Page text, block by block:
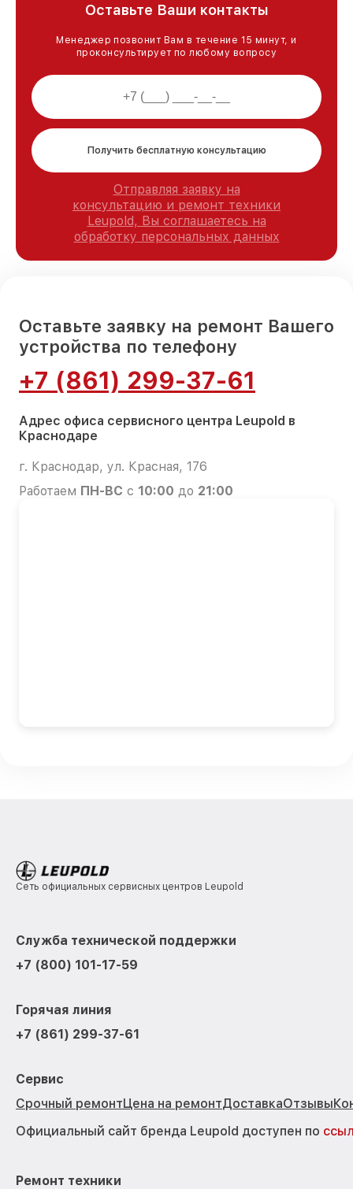
Оставьте Ваши контакты
Менеджер позвонит Вам в течение 15 минут, и
проконсультирует по любому вопросу
Получить бесплатную консультацию
Отправляя заявку на
консультацию и ремонт техники
Leupold, Вы соглашаетесь на
обработку персональных данных
Оставьте заявку на ремонт Вашего
устройства по телефону
+7 (861) 299-37-61
Адрес офиса сервисного центра Leupold в
Краснодаре
г. Краснодар, ул. Красная, 176
Работаем ПН-ВС с 10:00 до 21:00
Сеть официальных сервисных центров Leupold
Служба технической поддержки
+7 (800) 101-17-59
Горячая линия
+7 (861) 299-37-61
Сервис
Срочный ремонтЦена на ремонтДоставкаОтзывы
Официальный сайт бренда Leupold доступен по
Ремонт техники